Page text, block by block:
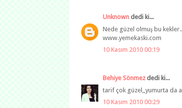
Unknown dedi ki...
Nede güzel olmuş bu
www.yemekaski.com
10 Kasım 2010 00:19
Behiye Sönmez dedi ki...
tarif çok güzel,,yumurta da
10 Kasım 2010 00:29